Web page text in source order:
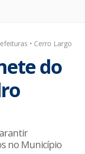
• Cerro Largo
do
no Município